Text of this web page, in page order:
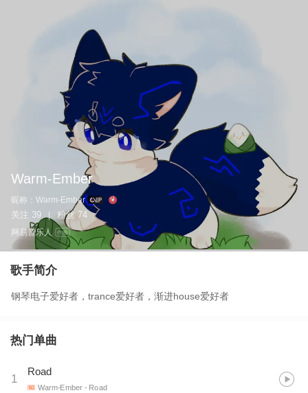
Warm-Ember
昵称： Warm-Ember
关注 39 粉丝 74
网易音乐人 作曲
歌手简介
钢琴电子爱好者，trance爱好者，渐进house爱好者
热门单曲
1
Road
Warm-Ember - Road